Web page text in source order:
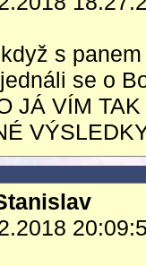
s
se o
JÁ VÍM